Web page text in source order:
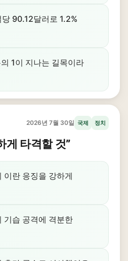
90.12달러로 1.2%
1이 지나는 길목이라
2026년 7월 30일 국제 정치
게 타격할 것”
이란 응징을 강하게
기습 공격에 격분한